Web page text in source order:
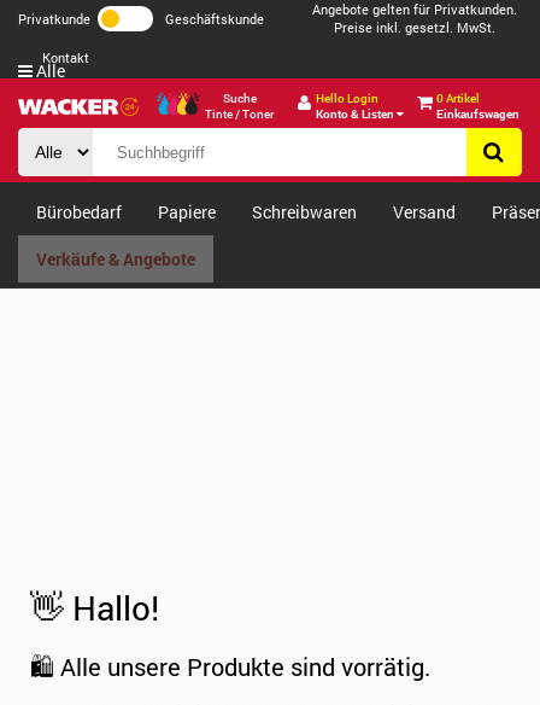
Privatkunde Geschäftskunde
Angebote gelten für Privatkunden.
Preise inkl. gesetzl. MwSt.
Kontakt
Suche
Tinte / Toner
Hello Login
Konto & Listen
0 Artikel
Einkaufswagen
Alle
Bürobedarf Papiere Schreibwaren Versand
Verkäufe & Angebote
👋 Hallo!
🛍️ Alle unsere Produkte sind vorrätig.